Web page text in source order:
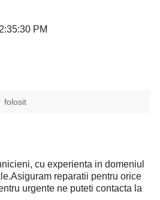
PM
folosit
cu experienta in domeniul
reparatii pentru orice
urgente ne puteti contacta la